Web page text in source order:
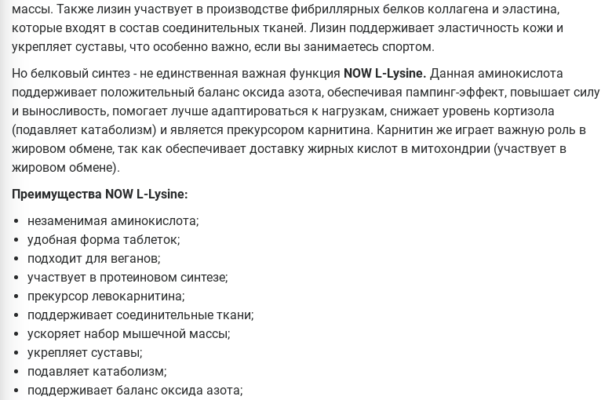
массы. Также лизин участвует в производстве фибриллярных белков коллагена и эластина,
которые входят в состав соединительных тканей. Лизин поддерживает эластичность кожи и
укрепляет суставы, что особенно важно, если вы занимаетесь спортом.
Но белковый синтез - не единственная важная функция NOW L-Lysine. Данная аминокислота
поддерживает положительный баланс оксида азота, обеспечивая пампинг-эффект, повышает силу
и выносливость, помогает лучше адаптироваться к нагрузкам, снижает уровень кортизола
(подавляет катаболизм) и является прекурсором карнитина. Карнитин же играет важную роль в
жировом обмене, так как обеспечивает доставку жирных кислот в митохондрии (участвует в
жировом обмене).
Преимущества NOW L-Lysine:
незаменимая аминокислота;
удобная форма таблеток;
подходит для веганов;
участвует в протеиновом синтезе;
прекурсор левокарнитина;
поддерживает соединительные ткани;
ускоряет набор мышечной массы;
укрепляет суставы;
подавляет катаболизм;
поддерживает баланс оксида азота;